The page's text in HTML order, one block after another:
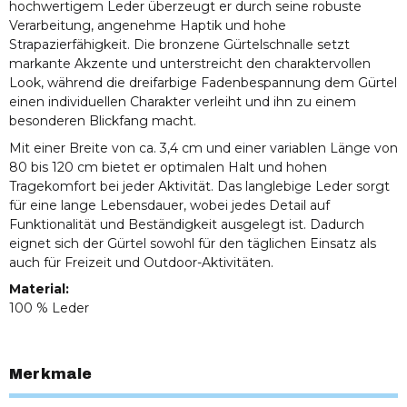
hochwertigem Leder überzeugt er durch seine robuste
Verarbeitung, angenehme Haptik und hohe
Strapazierfähigkeit. Die bronzene Gürtelschnalle setzt
markante Akzente und unterstreicht den charaktervollen
Look, während die dreifarbige Fadenbespannung dem Gürtel
einen individuellen Charakter verleiht und ihn zu einem
besonderen Blickfang macht.
Mit einer Breite von ca. 3,4 cm und einer variablen Länge von
80 bis 120 cm bietet er optimalen Halt und hohen
Tragekomfort bei jeder Aktivität. Das langlebige Leder sorgt
für eine lange Lebensdauer, wobei jedes Detail auf
Funktionalität und Beständigkeit ausgelegt ist. Dadurch
eignet sich der Gürtel sowohl für den täglichen Einsatz als
auch für Freizeit und Outdoor-Aktivitäten.
Material:
100 % Leder
Merkmale